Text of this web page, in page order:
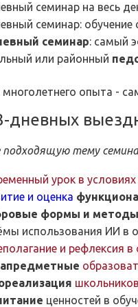
семинар на весь
семинар: обучение
семинар: самый
или районный
многолетнего опыта -
дневных
тему
урок в
и оценка
формы и методы
использования ИИ в
и рефлексия в
ценностей в